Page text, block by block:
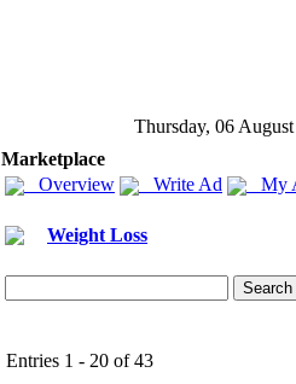
Thursday, 06
Marketplace
Overview
Write Ad My
Weight Loss
Entries 1 - 20 of 43